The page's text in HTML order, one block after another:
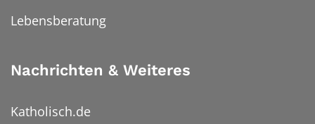
Lebensberatung
Nachrichten & Weiteres
Katholisch.de